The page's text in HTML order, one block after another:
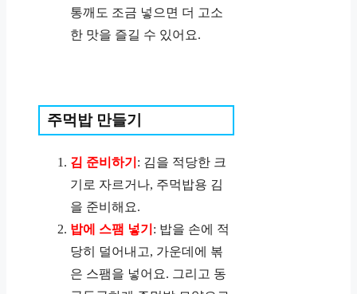
통깨도 조금 넣으면 더 고소
한 맛을 즐길 수 있어요.
주먹밥 만들기
김 준비하기 : 김을 적당한 크
기로 자르거나, 주먹밥용 김
을 준비해요.
밥에 스팸 넣기 : 밥을 손에 적
당히 덜어내고, 가운데에 볶
은 스팸을 넣어요. 그리고 동